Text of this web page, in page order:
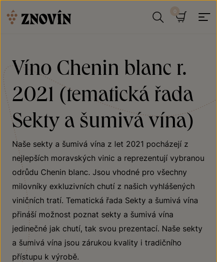
Víno Chenin blanc r.
2021 (tematická řada
Sekty a šumivá vína)
Naše sekty a šumivá vína z let 2021 pocházejí z
nejlepších moravských vinic a reprezentují vybranou
odrůdu Chenin blanc. Jsou vhodné pro všechny
milovníky exkluzivních chutí z našich vyhlášených
viničních tratí. Tematická řada Sekty a šumivá vína
přináší možnost poznat sekty a šumivá vína
jedinečné jak chutí, tak svou prezentací. Naše sekty
a šumivá vína jsou zárukou kvality i tradičního
přístupu k výrobě.